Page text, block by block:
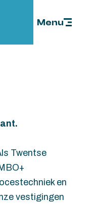
Menu
Twentse
en
vestigingen